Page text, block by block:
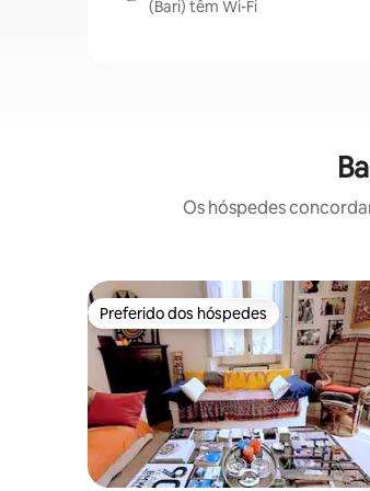
(Bari) têm Wi-Fi
Os hóspedes
Preferido dos hóspedes
Preferido dos hóspedes